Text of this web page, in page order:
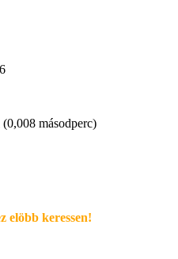
(0,008 másodperc)
elöbb keressen!